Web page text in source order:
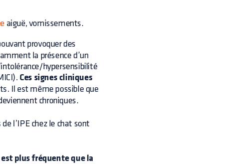
aiguë, vomissements.
provoquer des
la présence d’un
hypersensibilité
Ces signes cliniques
Il est même possible que
chroniques.
l’IPE chez le chat sont
plus fréquente que la